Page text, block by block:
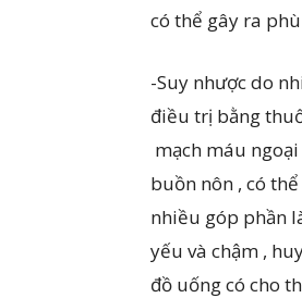
có thể gây ra
-Suy nhược do
điều trị bằng
mạch máu
buồn nôn , có
nhiều góp phần
yếu và chậm ,
đồ uống có cho